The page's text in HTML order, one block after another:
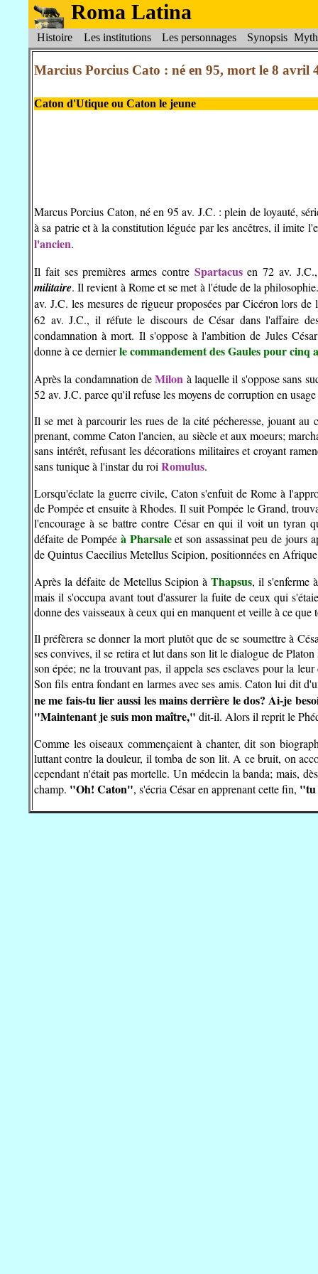
Roma Latina
Histoire Les institutions Les personnages Synopsis
Marcius Porcius Cato : né en 95, mort le 8 avril
Caton d'Utique ou Caton le jeune
Marcus Porcius Caton, né en 95 av. J.C. : plein de loyauté,
à sa patrie et à la constitution léguée par les ancêtres, il imite
l'ancien.
Il fait ses premières armes contre Spartacusen 72 av.
militaire. Il revient à Rome et se met à l'étude de la
av. J.C. les mesures de rigueur proposées par Cicéron lors
62 av. J.C., il réfute le discours de César dans l'affaire
condamnation à mort. Il s'oppose à l'ambition de Jules
donne à ce dernierle commandement des Gaules pour cinq
Après la condamnation deMilon à laquelle il s'oppose sans
52 av. J.C. parce qu'il refuse les moyens de corruption en
Il se met à parcourir les rues de la cité pécheresse, jouant
prenant, comme Caton l'ancien, au siècle et aux moeurs;
sans intérêt, refusant les décorations militaires et croyant
sans tunique à l'instar du roiRomulus.
Lorsqu'éclate la guerre civile, Caton s'enfuit de Rome à
de Pompée et ensuite à Rhodes. Il suit Pompée le Grand,
l'encourage à se battre contre César en qui il voit un tyran
défaite de Pompéeà Pharsaleet son assassinat peu de jours
de Quintus Caecilius Metellus Scipion, positionnées en
Après la défaite de Metellus Scipion àThapsus, il s'enferme
mais il s'occupa avant tout d'assurer la fuite de ceux qui
donne des vaisseaux à ceux qui en manquent et veille à ce que
Il préfèrera se donner la mort plutôt que de se soumettre à
ses convives, il se retira et lut dans son lit le dialogue de
son épée; ne la trouvant pas, il appela ses esclaves pour la
Son fils entra fondant en larmes avec ses amis. Caton lui dit
ne me fais-tu lier aussi les mains derrière le dos? Ai-je
"Maintenant je suis mon maître," dit-il. Alors il reprit le
Comme les oiseaux commençaient à chanter, dit son
luttant contre la douleur, il tomba de son lit. A ce bruit, on
cependant n'était pas mortelle. Un médecin la banda; mais,
champ. "Oh! Caton", s'écria César en apprenant cette fin, "tu